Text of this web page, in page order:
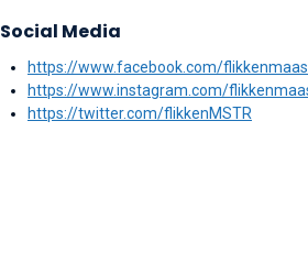
Social Media
https://www.facebook.com/
https://www.instagram.com/
https://twitter.com/flikkenMSTR